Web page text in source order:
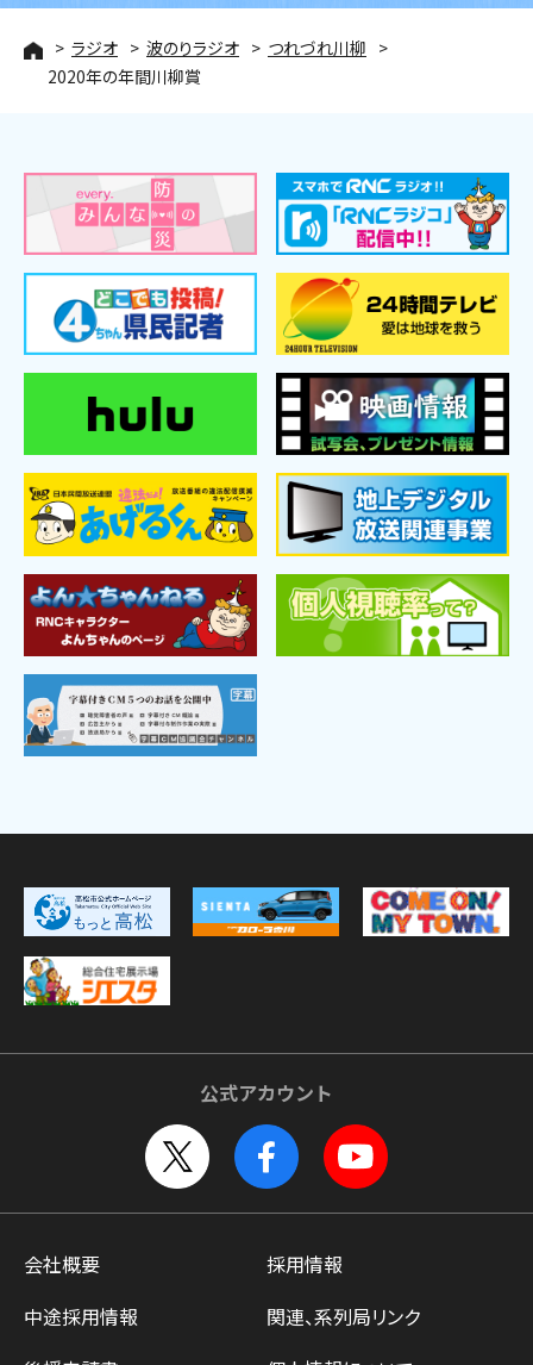
ラジオ 波のりラジオ
つれづれ川柳
2020年の年間川柳賞
公式アカウント
会社概要
採用情報
中途採用情報
関連、系列局リンク